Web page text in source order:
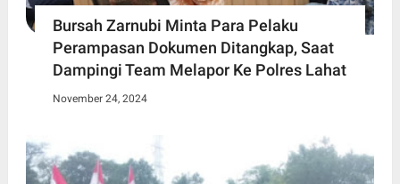
Bursah Zarnubi Minta Para Pelaku
Perampasan Dokumen Ditangkap, Saat
Dampingi Team Melapor Ke Polres Lahat
November 24, 2024